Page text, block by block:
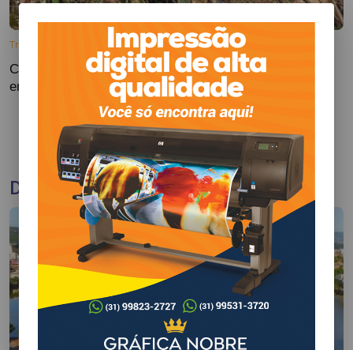
Tragédias
Colombianas que morreram na queda de helicóptero
eram avó, mãe e filha
DE OLHO NAS CIDADES